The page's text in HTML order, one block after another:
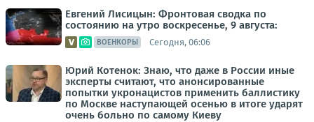
Евгений Лисицын: Фронтовая сводка по
состоянию на утро воскресенье, 9 августа:
ВОЕНКОРЫ Сегодня, 06:06
Юрий Котенок: Знаю, что даже в России иные
эксперты считают, что анонсированные
попытки укронацистов применить баллистику
по Москве наступающей осенью в итоге ударят
очень больно по самому Киеву